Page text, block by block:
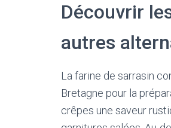
Découvrir
autres
La farine de sarrasin
Bretagne pour la
crêpes une saveur